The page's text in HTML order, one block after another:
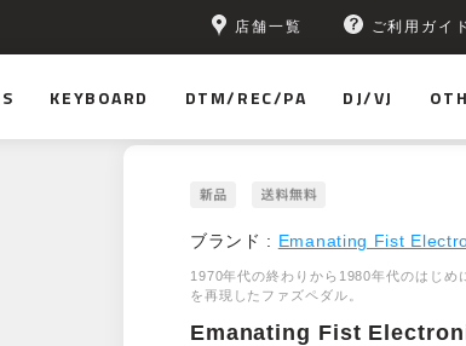
店舗一覧 ご利用ガイ
KEYBOARD DTM/REC/PA DJ/VJ
ブランド : Emanating Fist
1970年代の終わりから1980年代のはじめ
を再現したファズペダル。
Emanating Fist